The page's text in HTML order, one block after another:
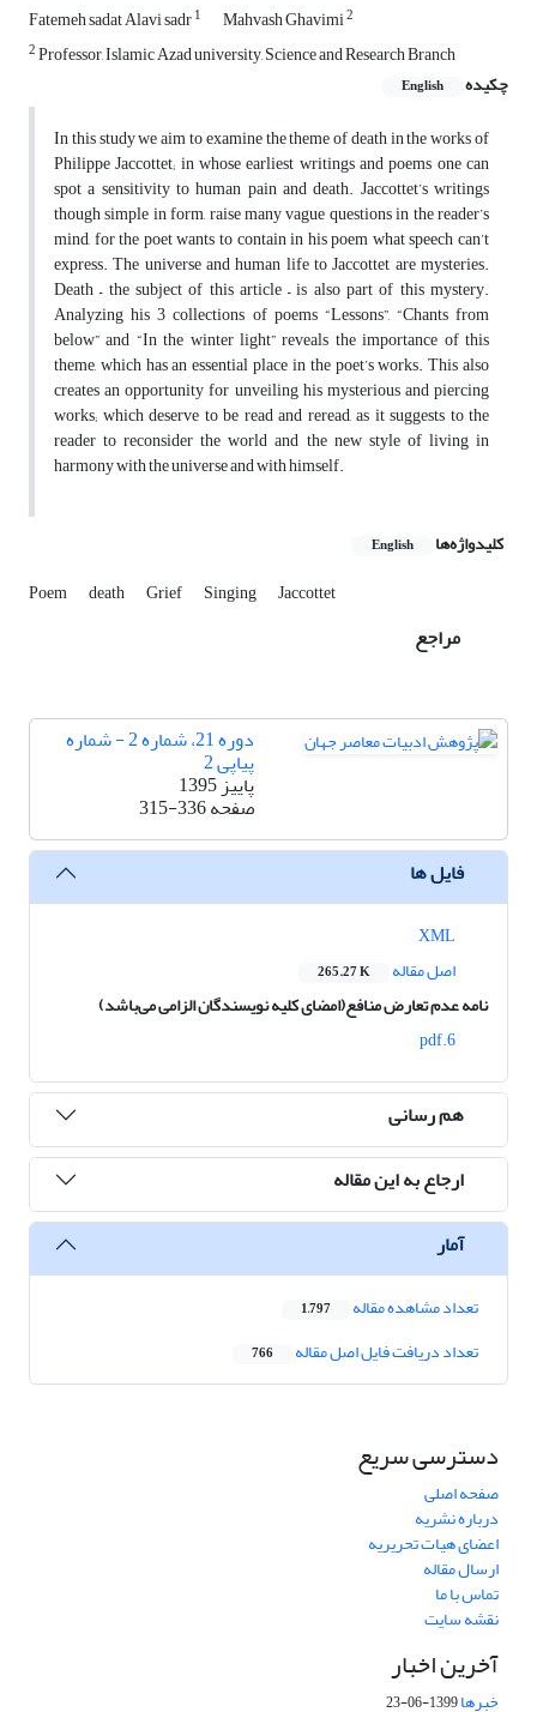
Fatemeh sadat Alavi sadr1 Mahvash Ghavimi2
2Professor, Islamic Azad university, Science and Research Branch
چکیده
English
In this study we aim to examine the theme of death in the works of
Philippe Jaccottet; in whose earliest writings and poems one can
spot a sensitivity to human pain and death. Jaccottet’s writings
though simple in form, raise many vague questions in the reader’s
mind, for the poet wants to contain in his poem what speech can’t
express. The universe and human life to Jaccottet are mysteries.
Death – the subject of this article – is also part of this mystery.
Analyzing his 3 collections of poems “Lessons”, “Chants from
below” and “In the winter light” reveals the importance of this
theme, which has an essential place in the poet’s works. This also
creates an opportunity for unveiling his mysterious and piercing
works; which deserve to be read and reread, as it suggests to the
reader to reconsider the world and the new style of living in
harmony with the universe and with himself.
کلیدواژه‌ها English
Poem death Grief Singing Jaccottet
مراجع
دوره 21، شماره 2 - شماره
پیاپی 2
پاییز 1395
صفحه315-336
فایل ها
اصل مقاله
265.27 K
نامه عدم تعارض منافع(امضای کلیه نویسندگان الزامی می‌باشد)
6.pdf
هم رسانی
ارجاع به این مقاله
آمار
تعداد مشاهده مقاله 1,797
تعداد دریافت فایل اصل مقاله 766
دسترسی سریع
صفحه اصلی
درباره نشریه
اعضای هیات تحریریه
ارسال مقاله
تماس با ما
نقشه سایت
آخرین اخبار
خبرها1399-06-23